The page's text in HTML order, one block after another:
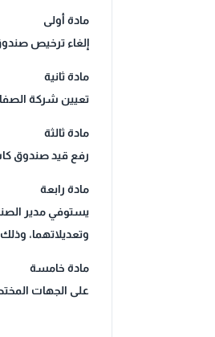
مادة أولى
إلغاء ترخيص
مادة ثانية
تعيين شركة
مادة ثالثة
رفع قيد صندوق
مادة رابعة
وتعديلاتهما،
مادة خامسة
على الجهات